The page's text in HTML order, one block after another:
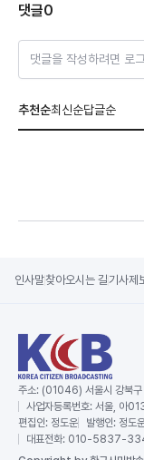
댓글0
댓글을 작성하려면 로
추천순최신순답글순
인사말찾아오시는 길기사제
주소: (01046) 서울시 강북
사업자등록번호: 서울, 아
편집인: 정도운 발행인: 정도
대표전화: 010-5837-